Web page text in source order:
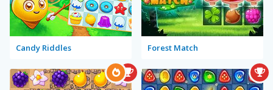
Candy Riddles Forest Match